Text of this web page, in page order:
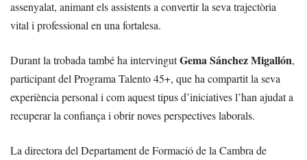
assenyalat, animant els assistents a convertir la seva trajectòria
vital i professional en una fortalesa.
Durant la trobada també ha intervingutGema Sánchez Migallón,
participant del Programa Talento 45+, que ha compartit la seva
experiència personal i com aquest tipus d’iniciatives l’han ajudat a
recuperar la confiança i obrir noves perspectives laborals.
La directora del Departament de Formació de la Cambra de